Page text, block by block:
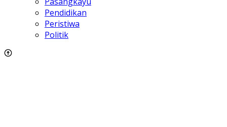
Pendidikan
Peristiwa
Politik